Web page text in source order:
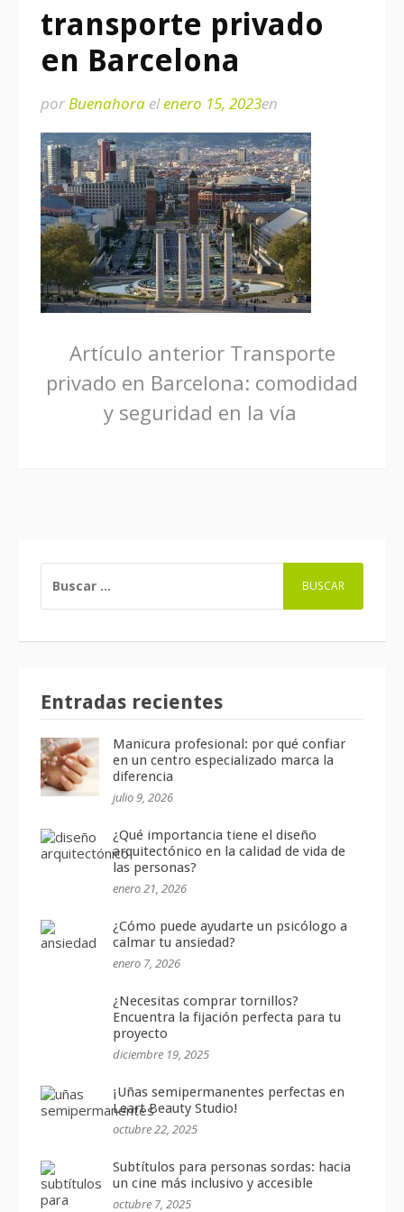
transporte privado
en Barcelona
porBuenahora elenero 15, 2023en
Seguir
leyendo
Artículo anteriorTransporte
privado en Barcelona: comodidad
y seguridad en la vía
Entradas recientes
Manicura profesional: por qué confiar
en un centro especializado marca la
diferencia
julio 9, 2026
¿Qué importancia tiene el diseño
arquitectónico en la calidad de vida de
las personas?
enero 21, 2026
¿Cómo puede ayudarte un psicólogo a
calmar tu ansiedad?
enero 7, 2026
¿Necesitas comprar tornillos?
Encuentra la fijación perfecta para tu
proyecto
diciembre 19, 2025
¡Uñas semipermanentes perfectas en
Leart Beauty Studio!
octubre 22, 2025
Subtítulos para personas sordas: hacia
un cine más inclusivo y accesible
octubre 7, 2025